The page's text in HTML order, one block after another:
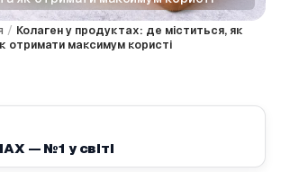
/ Колаген у продуктах: де міститься, як
отримати максимум користі
— №1 у світі